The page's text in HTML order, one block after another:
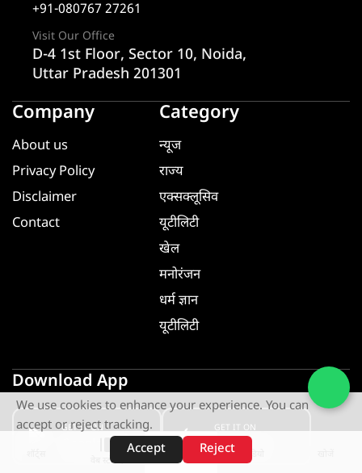
वेब स्टोरीज़
+91-080767 27261
Visit Our Office
D-4 1st Floor, Sector 10, Noida,
Uttar Pradesh 201301
Company
About us
Privacy Policy
Disclaimer
Contact
Category
न्यूज
राज्य
एक्सक्लूसिव
यूटीलिटी
खेल
मनोरंजन
धर्म ज्ञान
यूटीलिटी
Download App
GET IT ON
Google Play
GET IT ON
App Store
We use cookies to enhance your experience. You can
accept or reject tracking.
Accept
Reject